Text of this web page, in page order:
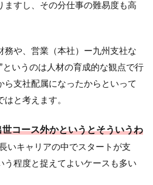
ますし、その分仕事の難易度も高
務や、営業（本社）ー九州支社な
というのは人材の育成的な観点で行
ら支社配属になったからといって
と考えます。
コース外かというとそういうわ
いキャリアの中でスタートが支
う程度と捉えてよいケースも多い